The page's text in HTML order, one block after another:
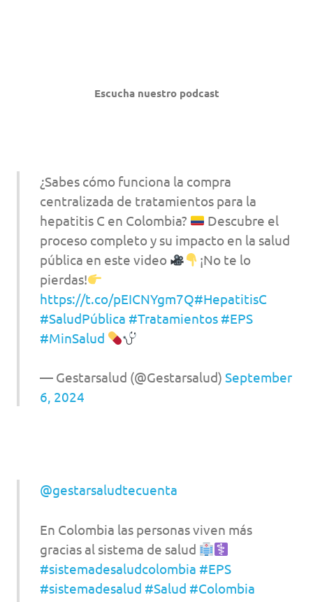
Escucha nuestro podcast
¿Sabes cómo funciona la compra
centralizada de tratamientos para la
hepatitis C en Colombia?
Descubre el
proceso completo y su impacto en la salud
pública en este video
¡No te lo
pierdas!
https://t.co/pEICNYgm7Q#HepatitisC
#SaludPública #Tratamientos #EPS
#MinSalud
— Gestarsalud (@Gestarsalud) September
6, 2024
@gestarsaludtecuenta
En Colombia las personas viven más
gracias al sistema de salud
#sistemadesaludcolombia #EPS
#sistemadesalud #Salud #Colombia